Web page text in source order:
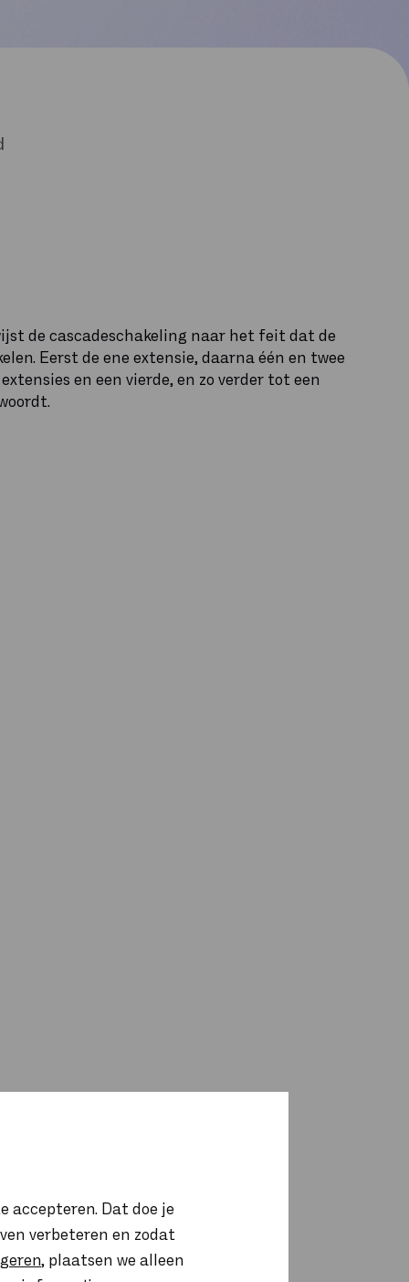
accepteren. Dat doe je
verbeteren en zodat
, plaatsen we alleen
de cascadeschakeling naar het feit dat de
Eerst de ene extensie, daarna één en twee
en een vierde, en zo verder tot een